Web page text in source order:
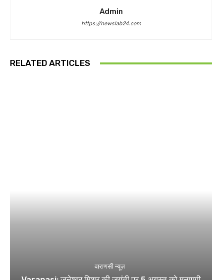
Admin
https://newslab24.com
RELATED ARTICLES
वाराणसी न्यूज़